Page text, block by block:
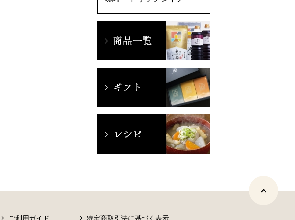
ご利用ガイド 特定商取引法に基づく表示